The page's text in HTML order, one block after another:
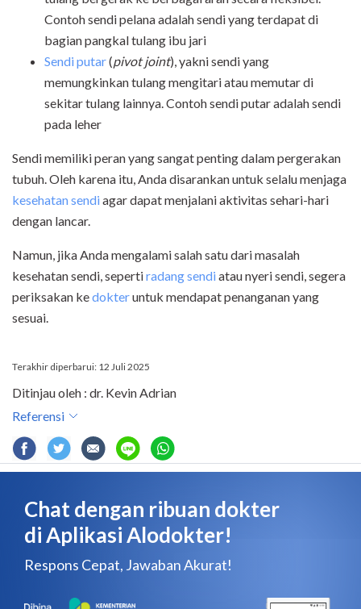
Contoh sendi pelana adalah sendi yang terdapat di
bagian pangkal tulang ibu jari
Sendi putar(pivot joint), yakni sendi yang
memungkinkan tulang mengitari atau memutar di
sekitar tulang lainnya. Contoh sendi putar adalah sendi
pada leher
Sendi memiliki peran yang sangat penting dalam pergerakan
tubuh. Oleh karena itu, Anda disarankan untuk selalu menjaga
kesehatan sendiagar dapat menjalani aktivitas sehari-hari
dengan lancar.
Namun, jika Anda mengalami salah satu dari masalah
kesehatan sendi, sepertiradang sendiatau nyeri sendi, segera
periksakan kedokteruntuk mendapat penanganan yang
sesuai.
Terakhir diperbarui: 12 Juli 2025